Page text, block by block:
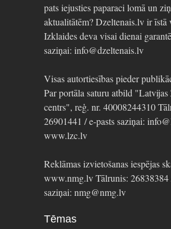
pats iejusties paparaci lomā un
aktualitātēm? Dzeltenais.lv ir īstā
Izklaides deva visai dienai
saziņai: info@dzeltenais.lv
Visas autortiesības pieder
Par portāla saturu atbild
centrs", reģ. nr. 40008244310
26901441 / e-pasts saziņai:
www.lzc.lv
Reklāmas izvietošanas iespējas
www.nmg.lv Tālrunis: 26838384
saziņai: nmg@nmg.lv
Tēmas